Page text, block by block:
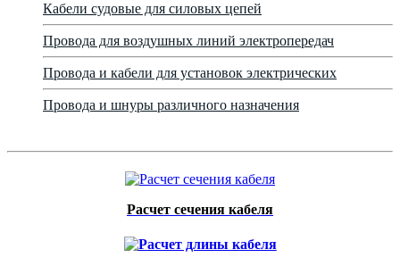
Кабели судовые для силовых цепей
Провода для воздушных линий электропередач
Провода и кабели для установок электрических
Провода и шнуры различного назначения
Расчет сечения кабеля